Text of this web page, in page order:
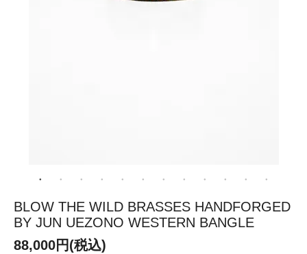
BLOW THE WILD BRASSES HANDFORGED
BY JUN UEZONO WESTERN BANGLE
88,000円(税込)